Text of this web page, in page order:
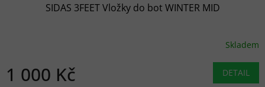
SIDAS 3FEET Vložky do bot WINTER MID
Skladem
1 000 Kč DETAIL